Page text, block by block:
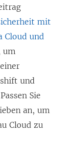
mit
Cloud und
um
und
Sie
an, um
Cloud zu